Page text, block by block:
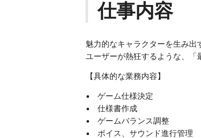
仕事内容
魅力的なキャラクターを生み出
ユーザーが熱狂するような、「
【具体的な業務内容】
ゲーム仕様決定
仕様書作成
ゲームバランス調整
ボイス、サウンド進行管理